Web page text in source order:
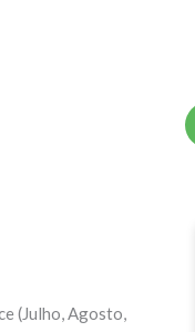
(Julho, Agosto,